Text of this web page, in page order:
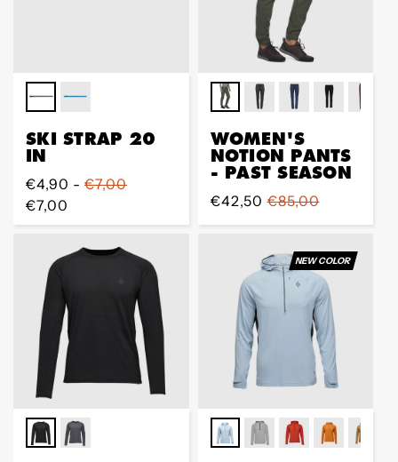
SKI STRAP 20
IN
Regular
Preis
€4,90 - €7,00
€7,00
WOMEN'S
NOTION PANTS
- PAST SEASON
Sale
Preis
€42,50
Regular
Preis
€85,00
NEW COLOR